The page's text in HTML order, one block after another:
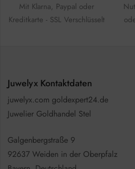
Mit Klarna, Paypal oder
Kreditkarte - SSL Verschlüsselt
Juwelyx Kontaktdaten
juwelyx.com goldexpert24.de
Juwelier Goldhandel Stel
Galgenbergstraße 9
92637 Weiden in der Oberpfalz